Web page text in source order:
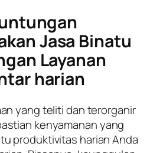
Jasa Binatu
Layanan
harian
yang teliti dan terorganir
kenyamanan yang
produktivitas harian Anda